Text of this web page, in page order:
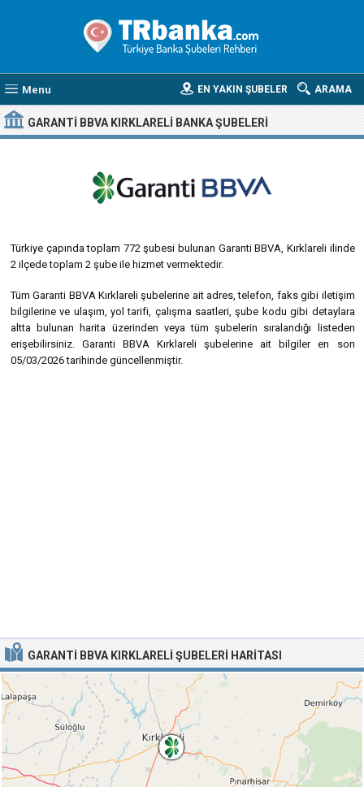
Menu ARAMA
EN YAKIN ŞUBELER
GARANTI BBVA KIRKLARELI BANKA ŞUBELERI
Türkiye çapında toplam 772 şubesi bulunan Garanti BBVA, Kırklareli ilinde
2 ilçede toplam 2 şube ile hizmet vermektedir.
Tüm Garanti BBVA Kırklareli şubelerine ait adres, telefon, faks gibi iletişim
bilgilerine ve ulaşım, yol tarifi, çalışma saatleri, şube kodu gibi detaylara
altta bulunan harita üzerinden veya tüm şubelerin sıralandığı listeden
erişebilirsiniz. Garanti BBVA Kırklareli şubelerine ait bilgiler en son
05/03/2026 tarihinde güncellenmiştir.
GARANTI BBVA KIRKLARELI ŞUBELERI HARITASI